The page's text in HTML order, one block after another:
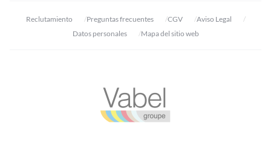
Reclutamiento Preguntas frecuentes CGV
Aviso Legal
Datos personales
Mapa del sitio web